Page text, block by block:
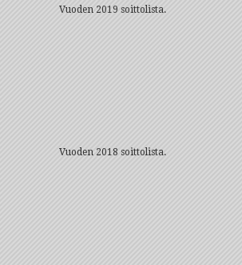
Vuoden 2019 soittolista.
Vuoden 2018 soittolista.